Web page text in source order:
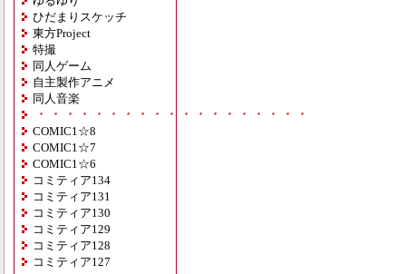
ひだまりスケッチ
東方Project
特撮
同人ゲーム
自主製作アニメ
同人音楽
・・・・・・・・・・・・・・・・・・・
COMIC1☆8
COMIC1☆7
COMIC1☆6
コミティア134
コミティア131
コミティア130
コミティア129
コミティア128
コミティア127